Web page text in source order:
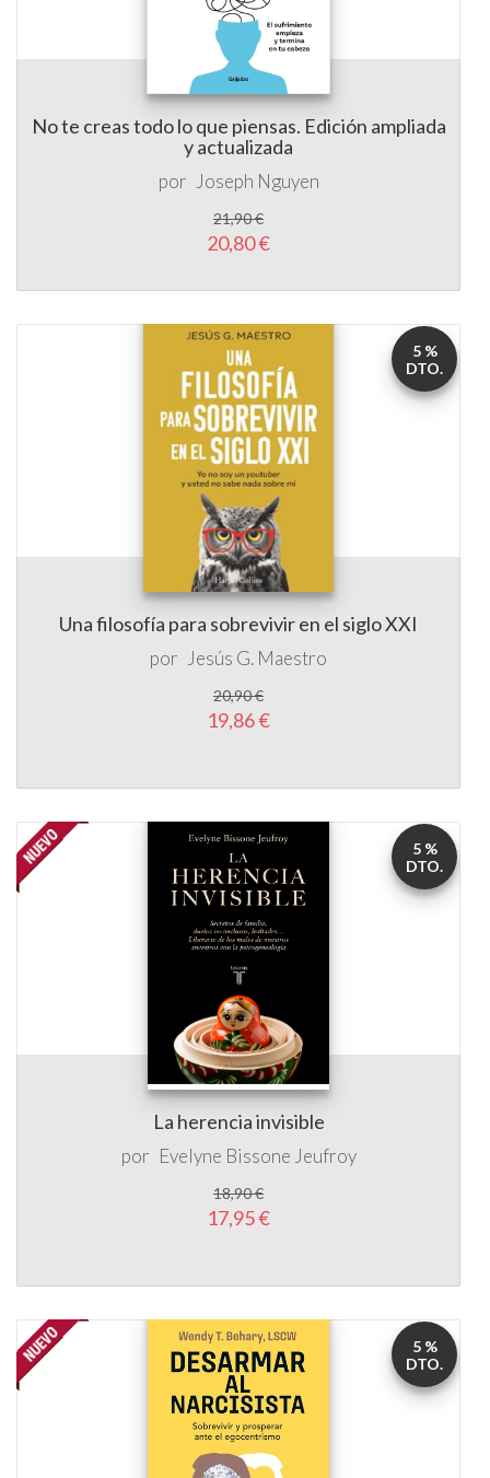
No te creas todo lo que piensas. Edición ampliada
y actualizada
por Joseph Nguyen
21,90 €
20,80 €
Una filosofía para sobrevivir en el siglo XXI
por Jesús G. Maestro
20,90 €
19,86 €
5 %
DTO.
La herencia invisible
por Evelyne Bissone Jeufroy
18,90 €
17,95 €
5 %
DTO.
5 %
DTO.